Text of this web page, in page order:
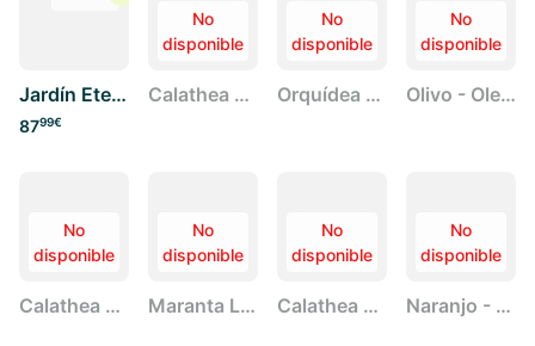
Jardín Eterno Púbol
8799€
No
disponible
Calathea Makoyana
No
disponible
Orquídea Blanca con Maceta
No
disponible
Olivo - Olea Europaea
No
disponible
Calathea Lancifolia
No
disponible
Maranta Lemon Lime
No
disponible
Calathea Ornata
No
disponible
Naranjo - Citrus Calamondin